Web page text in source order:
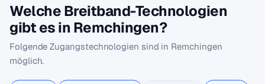
Welche Breitband-Technologien
gibt es in Remchingen?
Folgende Zugangstechnologien sind in Remchingen
möglich.